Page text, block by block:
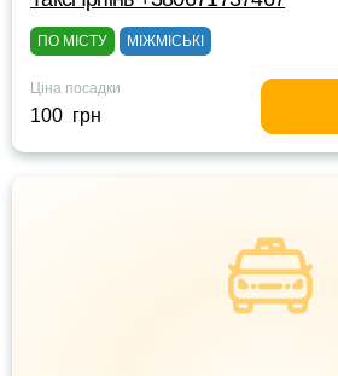
ПО МІСТУ МІЖМІСЬКІ
Ціна посадки
100 грн